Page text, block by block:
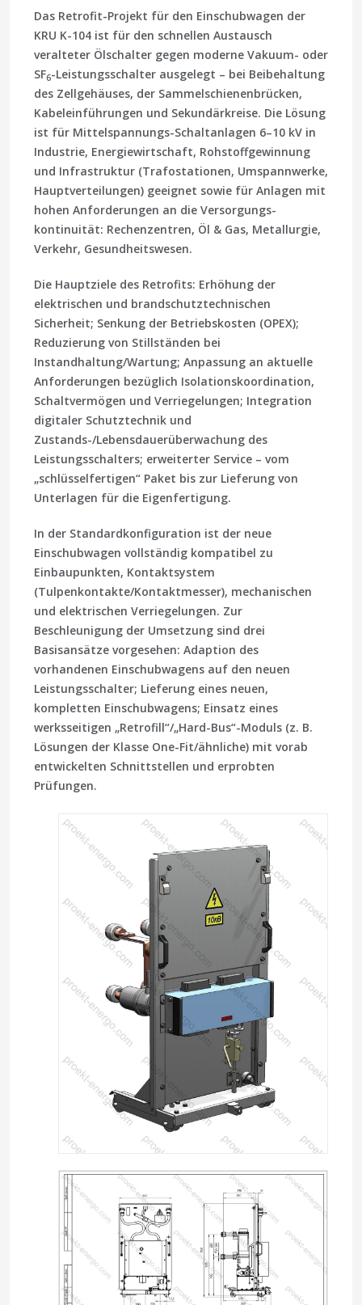
Das Retrofit-Projekt für den Einschubwagen der
KRU K-104 ist für den schnellen Austausch
veralteter Ölschalter gegen moderne Vakuum- oder
SF6-Leistungsschalter ausgelegt – bei Beibehaltung
des Zellgehäuses, der Sammelschienenbrücken,
Kabeleinführungen und Sekundärkreise. Die Lösung
ist für Mittelspannungs-Schaltanlagen 6–10 kV in
Industrie, Energiewirtschaft, Rohstoffgewinnung
und Infrastruktur (Trafostationen, Umspannwerke,
Hauptverteilungen) geeignet sowie für Anlagen mit
hohen Anforderungen an die Versorgungs­
kontinuität: Rechenzentren, Öl & Gas, Metallurgie,
Verkehr, Gesundheitswesen.
Die Hauptziele des Retrofits: Erhöhung der
elektrischen und brandschutztechnischen
Sicherheit; Senkung der Betriebskosten (OPEX);
Reduzierung von Stillständen bei
Instandhaltung/Wartung; Anpassung an aktuelle
Anforderungen bezüglich Isolationskoordination,
Schaltvermögen und Verriegelungen; Integration
digitaler Schutztechnik und
Zustands-/Lebensdauerüberwachung des
Leistungsschalters; erweiterter Service – vom
„schlüsselfertigen“ Paket bis zur Lieferung von
Unterlagen für die Eigenfertigung.
In der Standardkonfiguration ist der neue
Einschubwagen vollständig kompatibel zu
Einbaupunkten, Kontakt­system
(Tulpenkontakte/Kontaktmesser), mechanischen
und elektrischen Verriegelungen. Zur
Beschleunigung der Umsetzung sind drei
Basisansätze vorgesehen: Adaption des
vorhandenen Einschubwagens auf den neuen
Leistungsschalter; Lieferung eines neuen,
kompletten Einschubwagens; Einsatz eines
werksseitigen „Retrofill“/„Hard-Bus“-Moduls (z. B.
Lösungen der Klasse One-Fit/ähnliche) mit vorab
entwickelten Schnittstellen und erprobten
Prüfungen.